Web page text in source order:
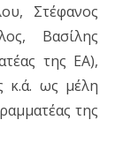
Στέφανος
Βασίλης
της ΕΑ),
κ.ά. ως μέλη
της